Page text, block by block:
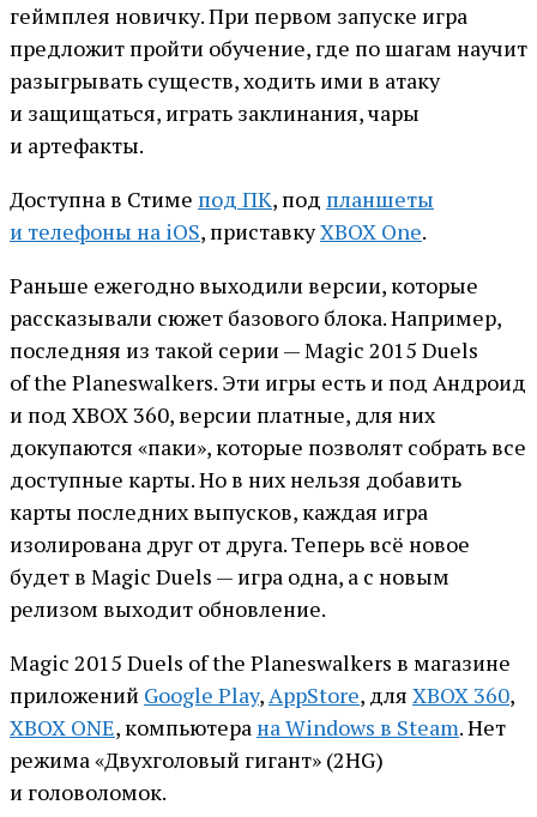
геймплея новичку. При первом запуске игра
предложит пройти обучение, где по шагам научит
разыгрывать существ, ходить ими в атаку
и защищаться, играть заклинания, чары
и артефакты.
Доступна в Стиме под ПК, под планшеты
и телефоны на iOS, приставкуXBOX One.
Раньше ежегодно выходили версии, которые
рассказывали сюжет базового блока. Например,
последняя из такой серии — Magic 2015 Duels
of the Planeswalkers. Эти игры есть и под Андроид
и под XBOX 360, версии платные, для них
докупаются «паки», которые позволят собрать все
доступные карты. Но в них нельзя добавить
карты последних выпусков, каждая игра
изолирована друг от друга. Теперь всё новое
будет в Magic Duels — игра одна, а с новым
релизом выходит обновление.
Magic 2015 Duels of the Planeswalkers в магазине
приложений Google Play,AppStore, для XBOX 360,
XBOX ONE, компьютера на Windows в Steam. Нет
режима «Двухголовый гигант» (2HG)
и головоломок.